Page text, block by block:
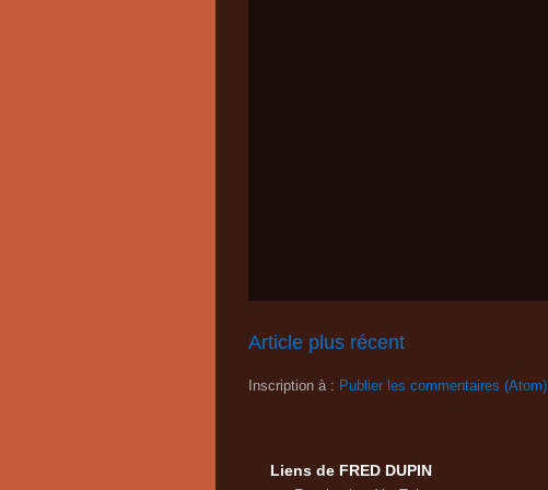
Article plus récent
Inscription à : Publier les commentaires (Atom)
Liens de FRED DUPIN